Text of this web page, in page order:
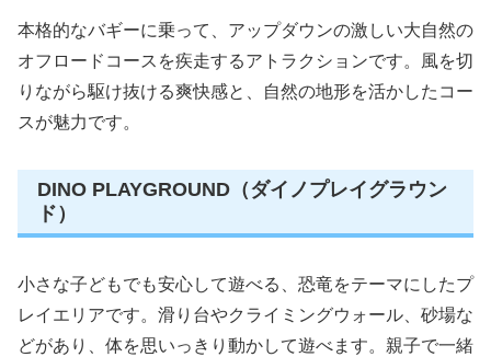
本格的なバギーに乗って、アップダウンの激しい大自然の
オフロードコースを疾走するアトラクションです。風を切
りながら駆け抜ける爽快感と、自然の地形を活かしたコー
スが魅力です。
DINO PLAYGROUND（ダイノプレイグラウン
ド）
小さな子どもでも安心して遊べる、恐竜をテーマにしたプ
レイエリアです。滑り台やクライミングウォール、砂場な
どがあり、体を思いっきり動かして遊べます。親子で一緒